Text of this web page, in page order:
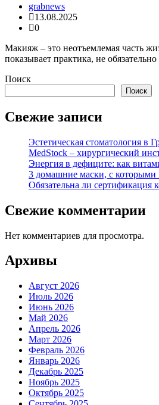
grabnews
13.08.2025
0
Макияж – это неотъемлемая часть
показывает практика, не
Поиск
Поиск
Свежие записи
Эстетическая стоматология в
MedStock – хирургический
Энергия в дефиците: как
3 домашние маски, с которыми
Обязательна ли сертификация
Свежие комментарии
Нет комментариев для просмотра.
Архивы
Август 2026
Июль 2026
Июнь 2026
Май 2026
Апрель 2026
Март 2026
Февраль 2026
Январь 2026
Декабрь 2025
Ноябрь 2025
Октябрь 2025